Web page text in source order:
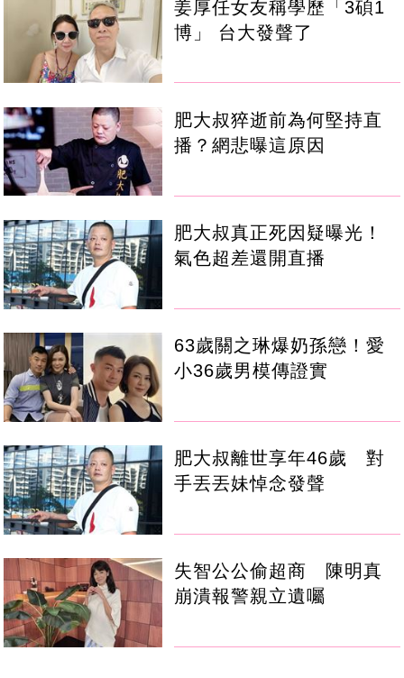
姜厚任女友稱學歷「3碩1
博」 台大發聲了
肥大叔猝逝前為何堅持直
播？網悲曝這原因
肥大叔真正死因疑曝光！
氣色超差還開直播
63歲關之琳爆奶孫戀！愛
小36歲男模傳證實
肥大叔離世享年46歲 對
手丟丟妹悼念發聲
失智公公偷超商 陳明真
崩潰報警親立遺囑